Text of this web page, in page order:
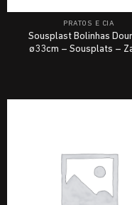
PRATOS E CIA
Sousplast Bolinhas
ø33cm – Sousplats –